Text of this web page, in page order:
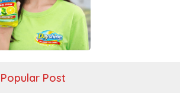
Popular Post